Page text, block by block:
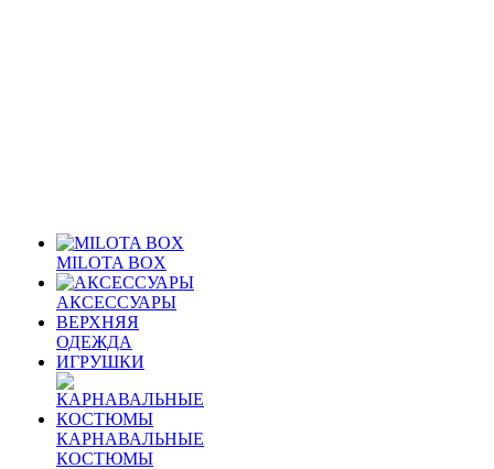
MILOTA BOX
АКСЕССУАРЫ
ВЕРХНЯЯ
ОДЕЖДА
ИГРУШКИ
КАРНАВАЛЬНЫЕ
КОСТЮМЫ